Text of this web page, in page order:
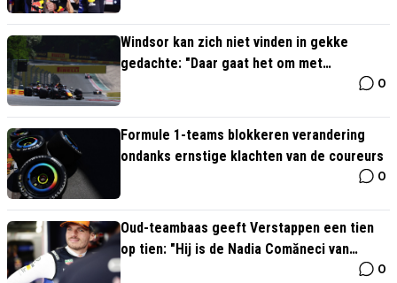
Windsor kan zich niet vinden in gekke
gedachte: "Daar gaat het om met
0
Formule 1-teams blokkeren verandering
ondanks ernstige klachten van de coureurs
0
Oud-teambaas geeft Verstappen een tien
op tien: "Hij is de Nadia Comăneci van
0